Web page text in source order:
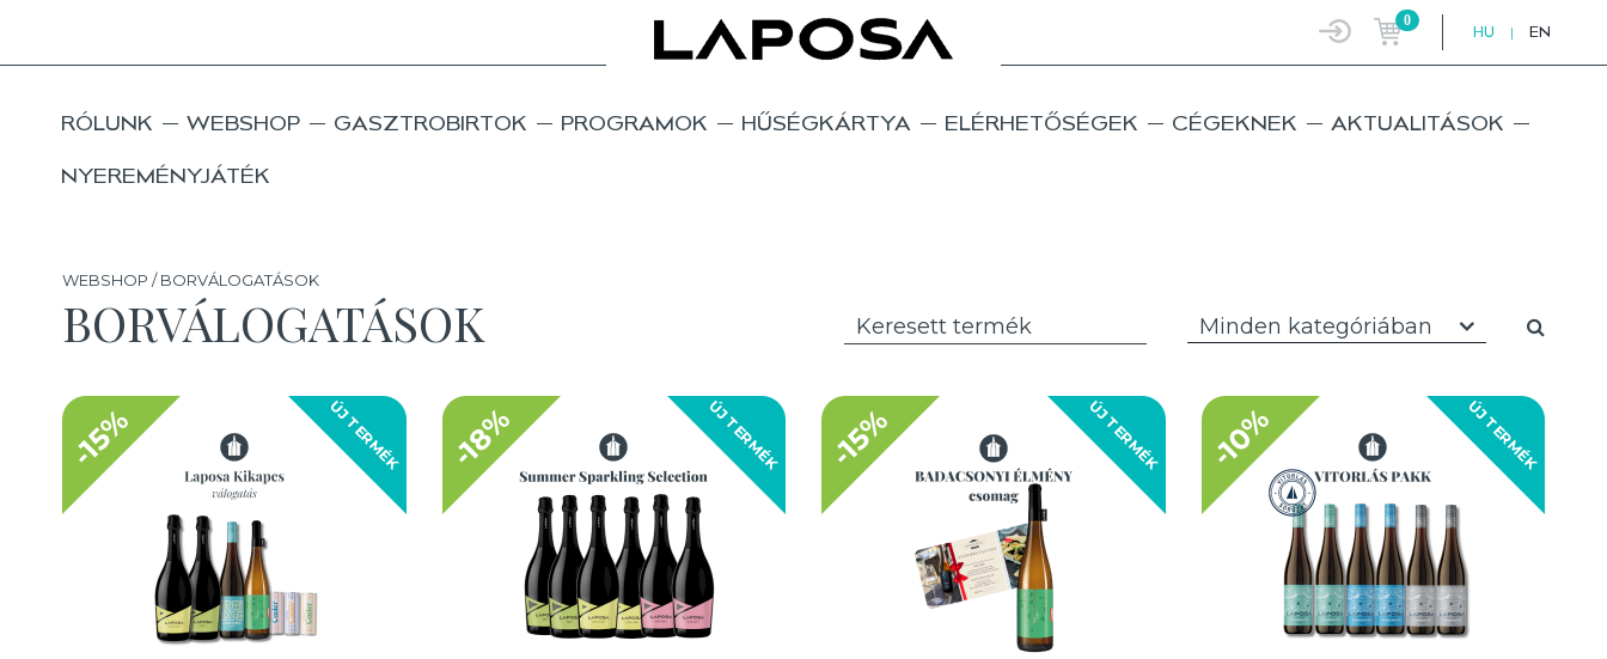
0
HU | EN
RÓLUNK WEBSHOP GASZTROBIRTOK PROGRAMOK HŰSÉGKÁRTYA ELÉRHETŐSÉGEK CÉGEKNEK AKTUALITÁSOK
NYEREMÉNYJÁTÉK
WEBSHOP / BORVÁLOGATÁSOK
BORVÁLOGATÁSOK Minden kategóriában
ÚJ TERMÉK
-15% ÚJ TERMÉK
-18% ÚJ TERMÉK
-15% ÚJ TERMÉK
-10%